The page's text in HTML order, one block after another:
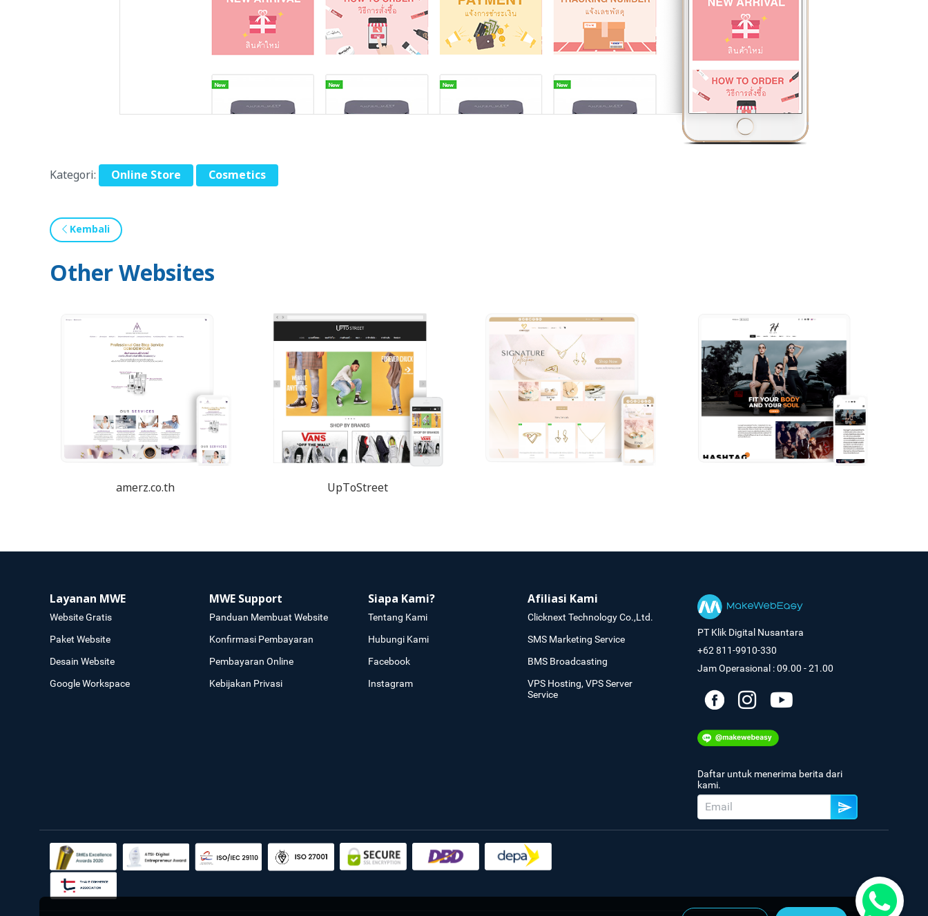
Kategori: Online Store Cosmetics
Kembali
Other Websites
amerz.co.th UpToStreet
Layanan MWE
Website Gratis
Paket Website
Desain Website
Google Workspace
MWE Support
Panduan Membuat Website
Konfirmasi Pembayaran
Pembayaran Online
Kebijakan Privasi
Siapa Kami?
Tentang Kami
Hubungi Kami
Facebook
Instagram
Afiliasi Kami
Clicknext Technology Co.,Ltd.
SMS Marketing Service
BMS Broadcasting
VPS Hosting, VPS Server
Service
PT Klik Digital Nusantara
+62 811-9910-330
Jam Operasional : 09.00 - 21.00
Daftar untuk menerima berita dari
kami.